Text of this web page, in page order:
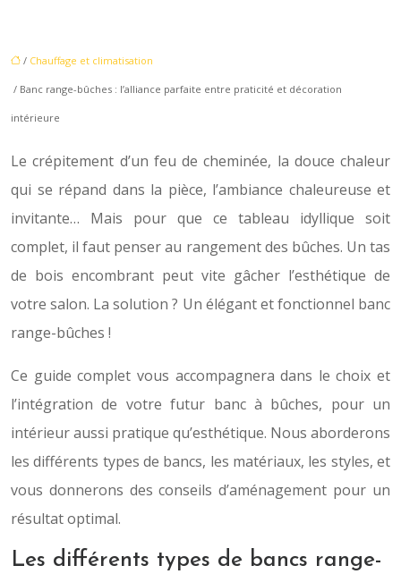
/ Chauffage et climatisation
/ Banc range-bûches : l’alliance parfaite entre praticité et décoration
intérieure
Le crépitement d’un feu de cheminée, la douce chaleur
qui se répand dans la pièce, l’ambiance chaleureuse et
invitante… Mais pour que ce tableau idyllique soit
complet, il faut penser au rangement des bûches. Un tas
de bois encombrant peut vite gâcher l’esthétique de
votre salon. La solution ? Un élégant et fonctionnel banc
range-bûches !
Ce guide complet vous accompagnera dans le choix et
l’intégration de votre futur banc à bûches, pour un
intérieur aussi pratique qu’esthétique. Nous aborderons
les différents types de bancs, les matériaux, les styles, et
vous donnerons des conseils d’aménagement pour un
résultat optimal.
Les différents types de bancs range-